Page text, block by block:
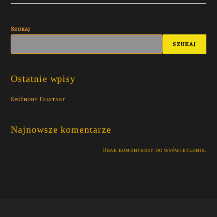
Szukaj
SZUKAJ
Ostatnie wpisy
Spóźnony Falstart
Najnowsze komentarze
Brak komentarzy do wyświetlenia.